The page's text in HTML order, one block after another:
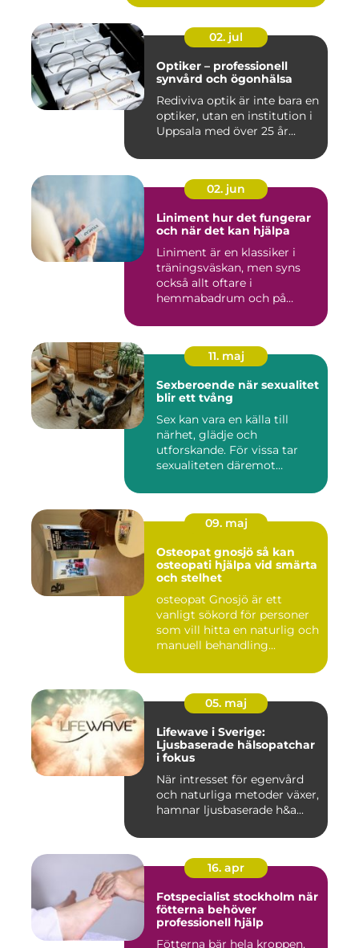
02. jul
Optiker – professionell
synvård och ögonhälsa
Rediviva optik är inte bara en
optiker, utan en institution i
Uppsala med över 25 år...
02. jun
Liniment hur det fungerar
och när det kan hjälpa
Liniment är en klassiker i
träningsväskan, men syns
också allt oftare i
hemmabadrum och på
11. maj
Sexberoende när sexualitet
blir ett tvång
Sex kan vara en källa till
närhet, glädje och
utforskande. För vissa tar
sexualiteten däremot
09. maj
Osteopat gnosjö så kan
osteopati hjälpa vid smärta
och stelhet
osteopat Gnosjö är ett
vanligt sökord för personer
som vill hitta en naturlig och
manuell behandling...
05. maj
Lifewave i Sverige:
Ljusbaserade hälsopatchar
i fokus
När intresset för egenvård
och naturliga metoder växer,
hamnar ljusbaserade h&a...
16. apr
Fotspecialist stockholm när
fötterna behöver
professionell hjälp
Fötterna bär hela kroppen,